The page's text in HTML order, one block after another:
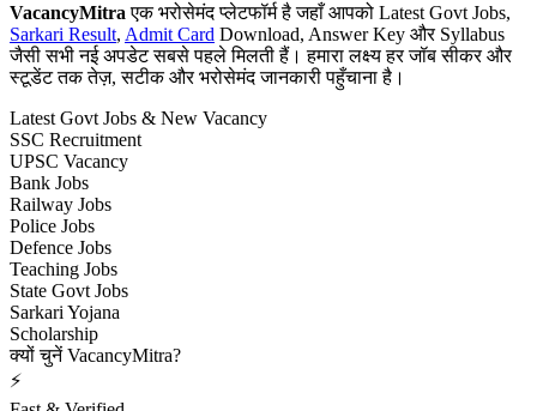
VacancyMitra एक भरोसेमंद प्लेटफॉर्म है जहाँ आपको Latest Govt Jobs,
Sarkari Result, Admit Card Download, Answer Key और Syllabus
जैसी सभी नई अपडेट सबसे पहले मिलती हैं। हमारा लक्ष्य हर जॉब सीकर और
स्टूडेंट तक तेज़, सटीक और भरोसेमंद जानकारी पहुँचाना है।
Latest Govt Jobs & New Vacancy
SSC Recruitment
UPSC Vacancy
Bank Jobs
Railway Jobs
Police Jobs
Defence Jobs
Teaching Jobs
State Govt Jobs
Sarkari Yojana
Scholarship
क्यों चुनें VacancyMitra?
⚡